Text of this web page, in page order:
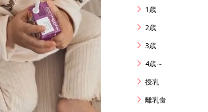
1歳
2歳
3歳
4歳～
授乳
離乳食